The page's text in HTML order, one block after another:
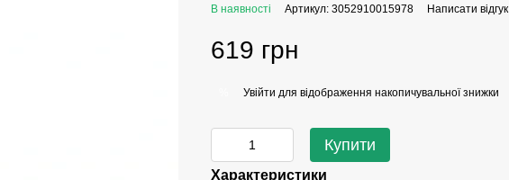
В наявності Артикул: 3052910015978 Написати відгук
619 грн
Увійти для відображення накопичувальної знижки
Купити
Характеристики